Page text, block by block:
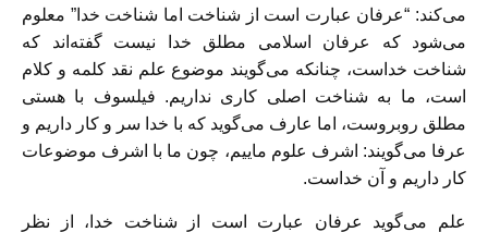
می‌کند: “عرفان عبارت است از شناخت اما شناخت خدا” معلوم
می‌شود که عرفان اسلامی مطلق خدا نیست گفته‌اند که
شناخت خداست، چنانکه می‌گویند موضوع علم نقد کلمه و کلام
است، ما به شناخت اصلی کاری نداریم. فیلسوف با هستی
مطلق روبروست، اما عارف می‌گوید که با خدا سر و کار داریم و
عرفا می‌گویند: اشرف علوم ماییم، چون ما با اشرف موضوعات
کار داریم و آن خداست.
علم می‌گوید عرفان عبارت است از شناخت خدا، از نظر